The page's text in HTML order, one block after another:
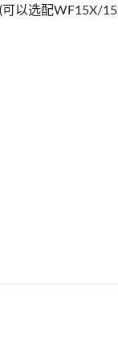
以选配WF15X/15